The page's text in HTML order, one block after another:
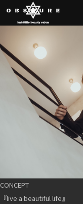
CONCEPT
『live a beautiful life』